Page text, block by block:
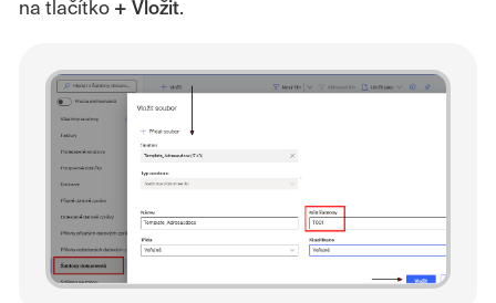
na tlačítko + Vložit.